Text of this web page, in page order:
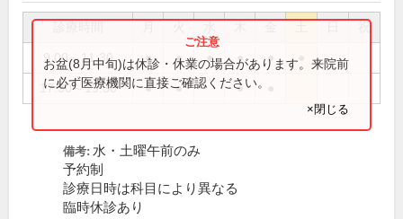
祝
9:00～11:30 ● ● ● ● ●
17:30～19:30 ● ● ●
お盆(8月中旬)は休診・休業の場合があります。来院前
に必ず医療機関に直接ご確認ください。
×閉じる
備考: 水・土曜午前のみ
予約制
診療日時は科目により異なる
臨時休診あり